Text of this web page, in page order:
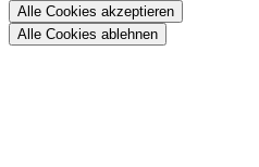
Alle Cookies akzeptieren
Alle Cookies ablehnen